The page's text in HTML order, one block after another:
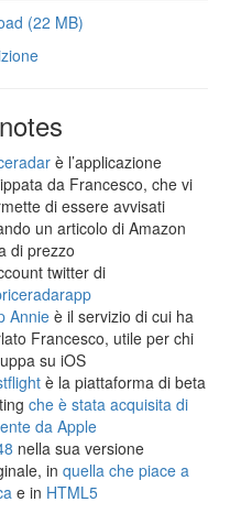
(22 MB)
è l’applicazione
da Francesco, che vi
di essere avvisati
un articolo di Amazon
di prezzo
twitter di
Annie è il servizio di cui ha
Francesco, utile per chi
su iOS
è la piattaforma di beta
che è stata acquisita di
da Apple
nella sua versione
inquella che piace a
e in HTML5